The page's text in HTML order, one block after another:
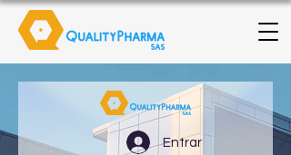
Entrar